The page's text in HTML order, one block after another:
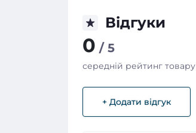
Відгуки
0 / 5
середній рейтинг товару
+ Додати відгук